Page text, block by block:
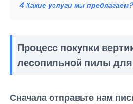
4 Какие услуги мы предлагаем?
Процесс покупки
лесопильной пилы для
Сначала отправьте нам